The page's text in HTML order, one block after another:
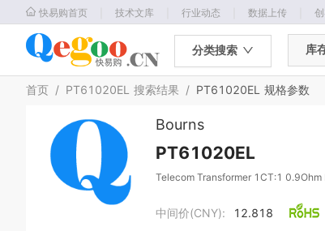
快易购首页 技术文库 行业动态 数据上传
分类搜索 库
首页 / PT61020EL 搜索结果 / PT61020EL 规格参数
Bourns
PT61020EL
Telecom Transformer 1CT:1 0.9Ohm
中间价(CNY): 12.818